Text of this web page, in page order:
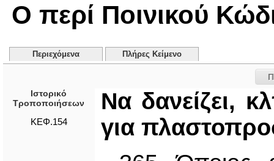
Ο περί Ποινικού
Περιεχόμενα Πλήρες Κείμενο
Ιστορικό
Τροποποιήσεων
ΚΕΦ.154
Να δανείζει,
για